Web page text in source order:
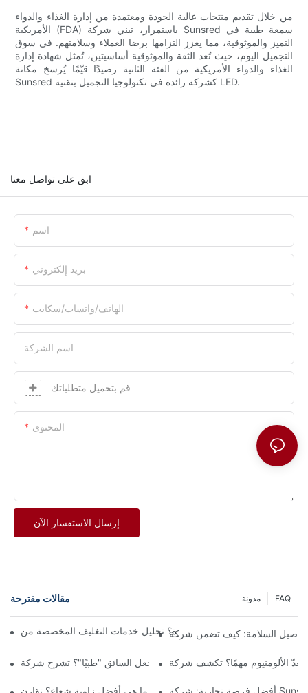
من خلال تقديم منتجات عالية الجودة ومعتمدة من إدارة الغذاء والدواء
الأمريكية (FDA) باستمرار، تبني شركة Sunsred سمعة طيبة في
التميز والموثوقية، مما يعزز التزامها برضا العملاء وسلامتهم. في سوق
التجميل اليوم، حيث تُعد الثقة والموثوقية أساسيتين، تُمثل شهادة إدارة
الغذاء والدواء الأمريكية من الفئة الثانية رصيدًا قيّمًا يُرسخ مكانة
Sunsred كشركة رائدة في تكنولوجيا التجميل بتقنية LED.
ابق على تواصل معنا
اسم
بريد إلكتروني
الهاتف/واتساب/سكايب
اسم الشركة
قم بتحميل متطلباتك
المحتوى
إرسال الاستفسار الآن
مقالات مقترحة FAQ مدونة